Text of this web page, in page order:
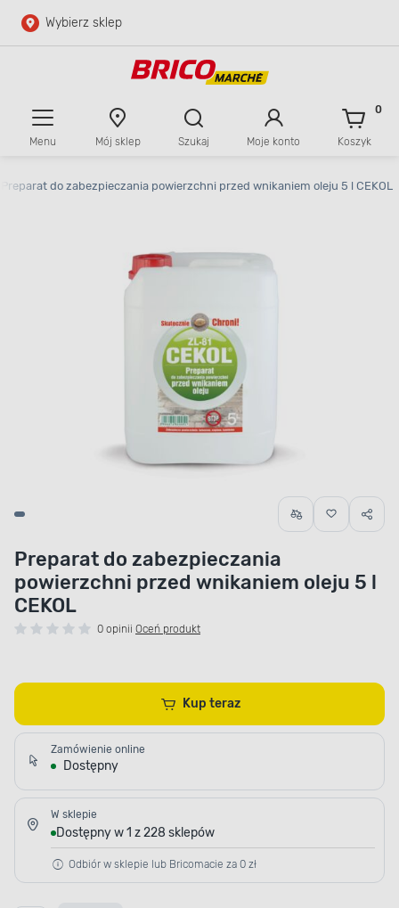
Przejdź do głównej zawartości
Wybierz sklep
Menu Mój sklep Szukaj Moje konto Koszyk
0
Preparat do zabezpieczania powierzchni przed wnikaniem oleju 5 l CEKOL
Preparat do zabezpieczania
powierzchni przed wnikaniem oleju 5 l
CEKOL
0 opinii Oceń produkt
Kup teraz
Zamówienie online
Dostępny
W sklepie
Dostępny w 1 z 228 sklepów
Odbiór w sklepie lub Bricomacie za 0 zł